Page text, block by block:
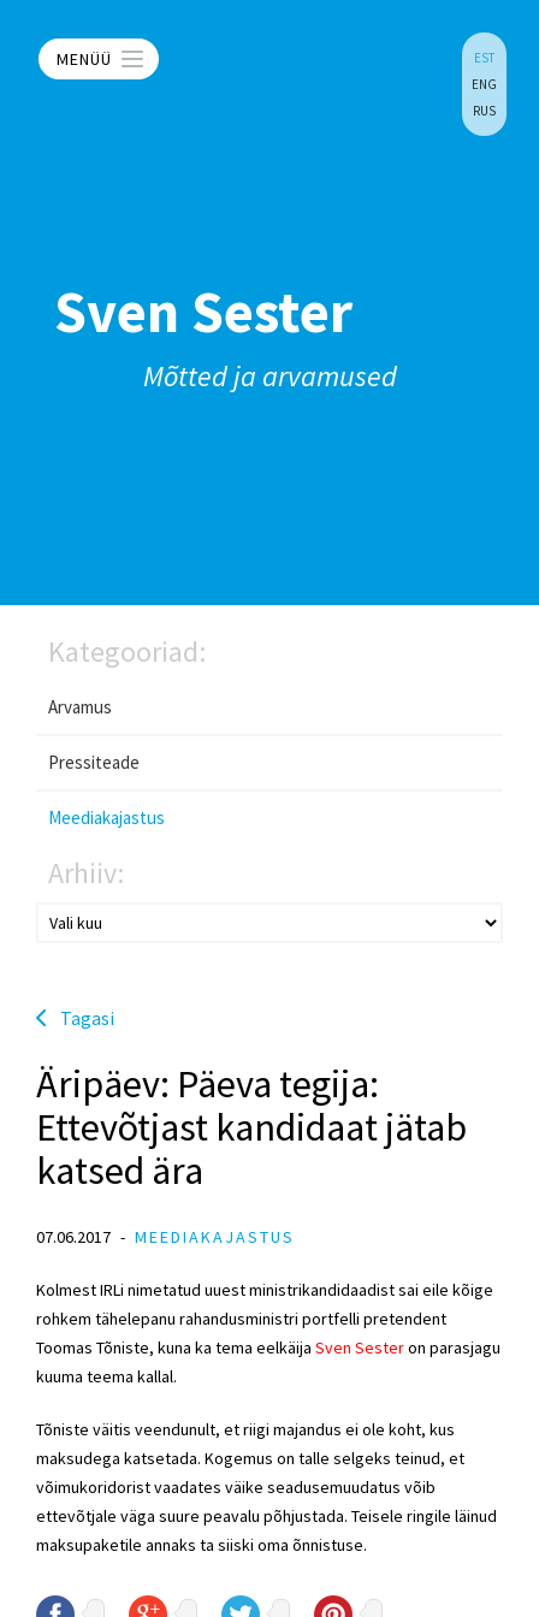
MENÜÜ
EST
ENG
RUS
Sven Sester
Mõtted ja arvamused
Kategooriad:
Arvamus
Pressiteade
Meediakajastus
Arhiiv:
Tagasi
Äripäev: Päeva tegija:
Ettevõtjast kandidaat jätab
katsed ära
07.06.2017 MEEDIAKAJASTUS
Kolmest IRLi nimetatud uuest ministrikandidaadist sai eile kõige
rohkem tähelepanu rahandusministri portfelli pretendent
Toomas Tõniste, kuna ka tema eelkäija Sven Sesteron parasjagu
kuuma teema kallal.
Tõniste väitis veendunult, et riigi majandus ei ole koht, kus
maksudega katsetada. Kogemus on talle selgeks teinud, et
võimukoridorist vaadates väike seadusemuudatus võib
ettevõtjale väga suure peavalu põhjustada. Teisele ringile läinud
maksupaketile annaks ta siiski oma õnnistuse.